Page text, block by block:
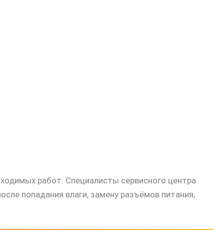
работ. Специалисты сервисного центра
попадания влаги, замену разъёмов питания,